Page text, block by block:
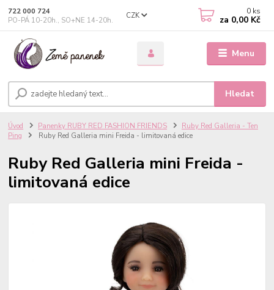
Menu
CZK
Hledat
722 000 724
PO-PÁ 10-20h., SO+NE 14-20h.
0 ks
za 0,00 Kč
Úvod Panenky RUBY RED FASHION FRIENDS
Ruby Red Galleria - Ten
Ping
Ruby Red Galleria mini Freida - limitovaná edice
Ruby Red Galleria mini Freida -
limitovaná edice